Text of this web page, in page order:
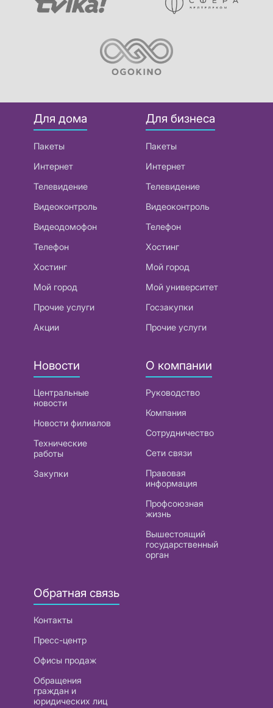
Для дома
Пакеты
Интернет
Телевидение
Видеоконтроль
Видеодомофон
Телефон
Хостинг
Мой город
Прочие услуги
Акции
Для бизнеса
Пакеты
Интернет
Телевидение
Видеоконтроль
Телефон
Хостинг
Мой город
Мой университет
Госзакупки
Прочие услуги
Новости
Центральные
новости
Новости филиалов
Технические
работы
Закупки
О компании
Руководство
Компания
Сотрудничество
Сети связи
Правовая
информация
Профсоюзная
жизнь
Вышестоящий
государственный
орган
Обратная связь
Контакты
Пресс-центр
Офисы продаж
Обращения
граждан и
юридических лиц